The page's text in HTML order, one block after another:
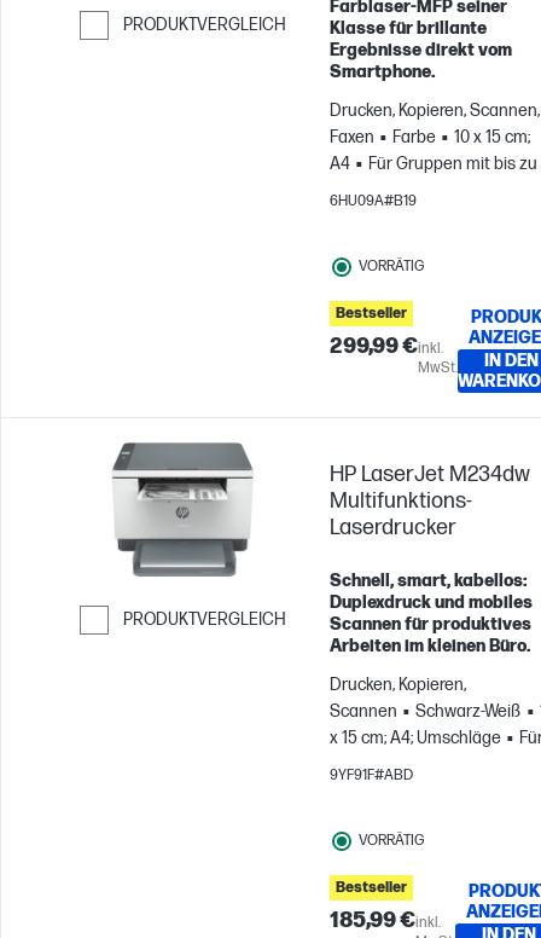
PRODUKTVERGLEICH
Weiter zum Vergleichen
Farblaser-MFP seiner
Klasse für brillante
Ergebnisse direkt vom
Smartphone.
Drucken, Kopieren, Scannen,
Faxen
Farbe
10 x 15 cm;
A4
Für Gruppen mit bis zu
Benutzern; Druckt bis zu
6HU09A#B19
VORRÄTIG
Bestseller
299,99 €inkl.
MwSt.
IN DEN
PRODUKTVERGLEICH
Weiter zum Vergleichen
HP LaserJet M234dw
Multifunktions-
Laserdrucker
Schnell, smart, kabellos:
Duplexdruck und mobiles
Scannen für produktives
Arbeiten im kleinen Büro.
Drucken, Kopieren,
Scannen
Schwarz-Weiß
x 15 cm; A4; Umschläge
Gruppen mit bis zu 5
9YF91F#ABD
VORRÄTIG
Bestseller
185,99 €inkl.